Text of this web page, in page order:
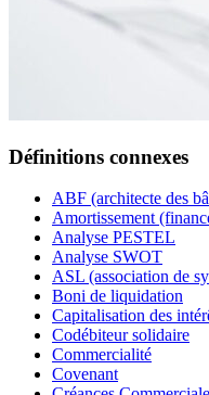
Définitions connexes
ABF (architecte des
Amortissement
Analyse PESTEL
Analyse SWOT
ASL (association de
Boni de liquidation
Capitalisation des
Codébiteur solidaire
Commercialité
Covenant